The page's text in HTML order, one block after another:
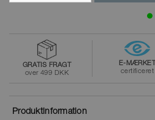
GRATIS FRAGT
over 499 DKK
E-MÆRKET
certificeret
Produktinformation